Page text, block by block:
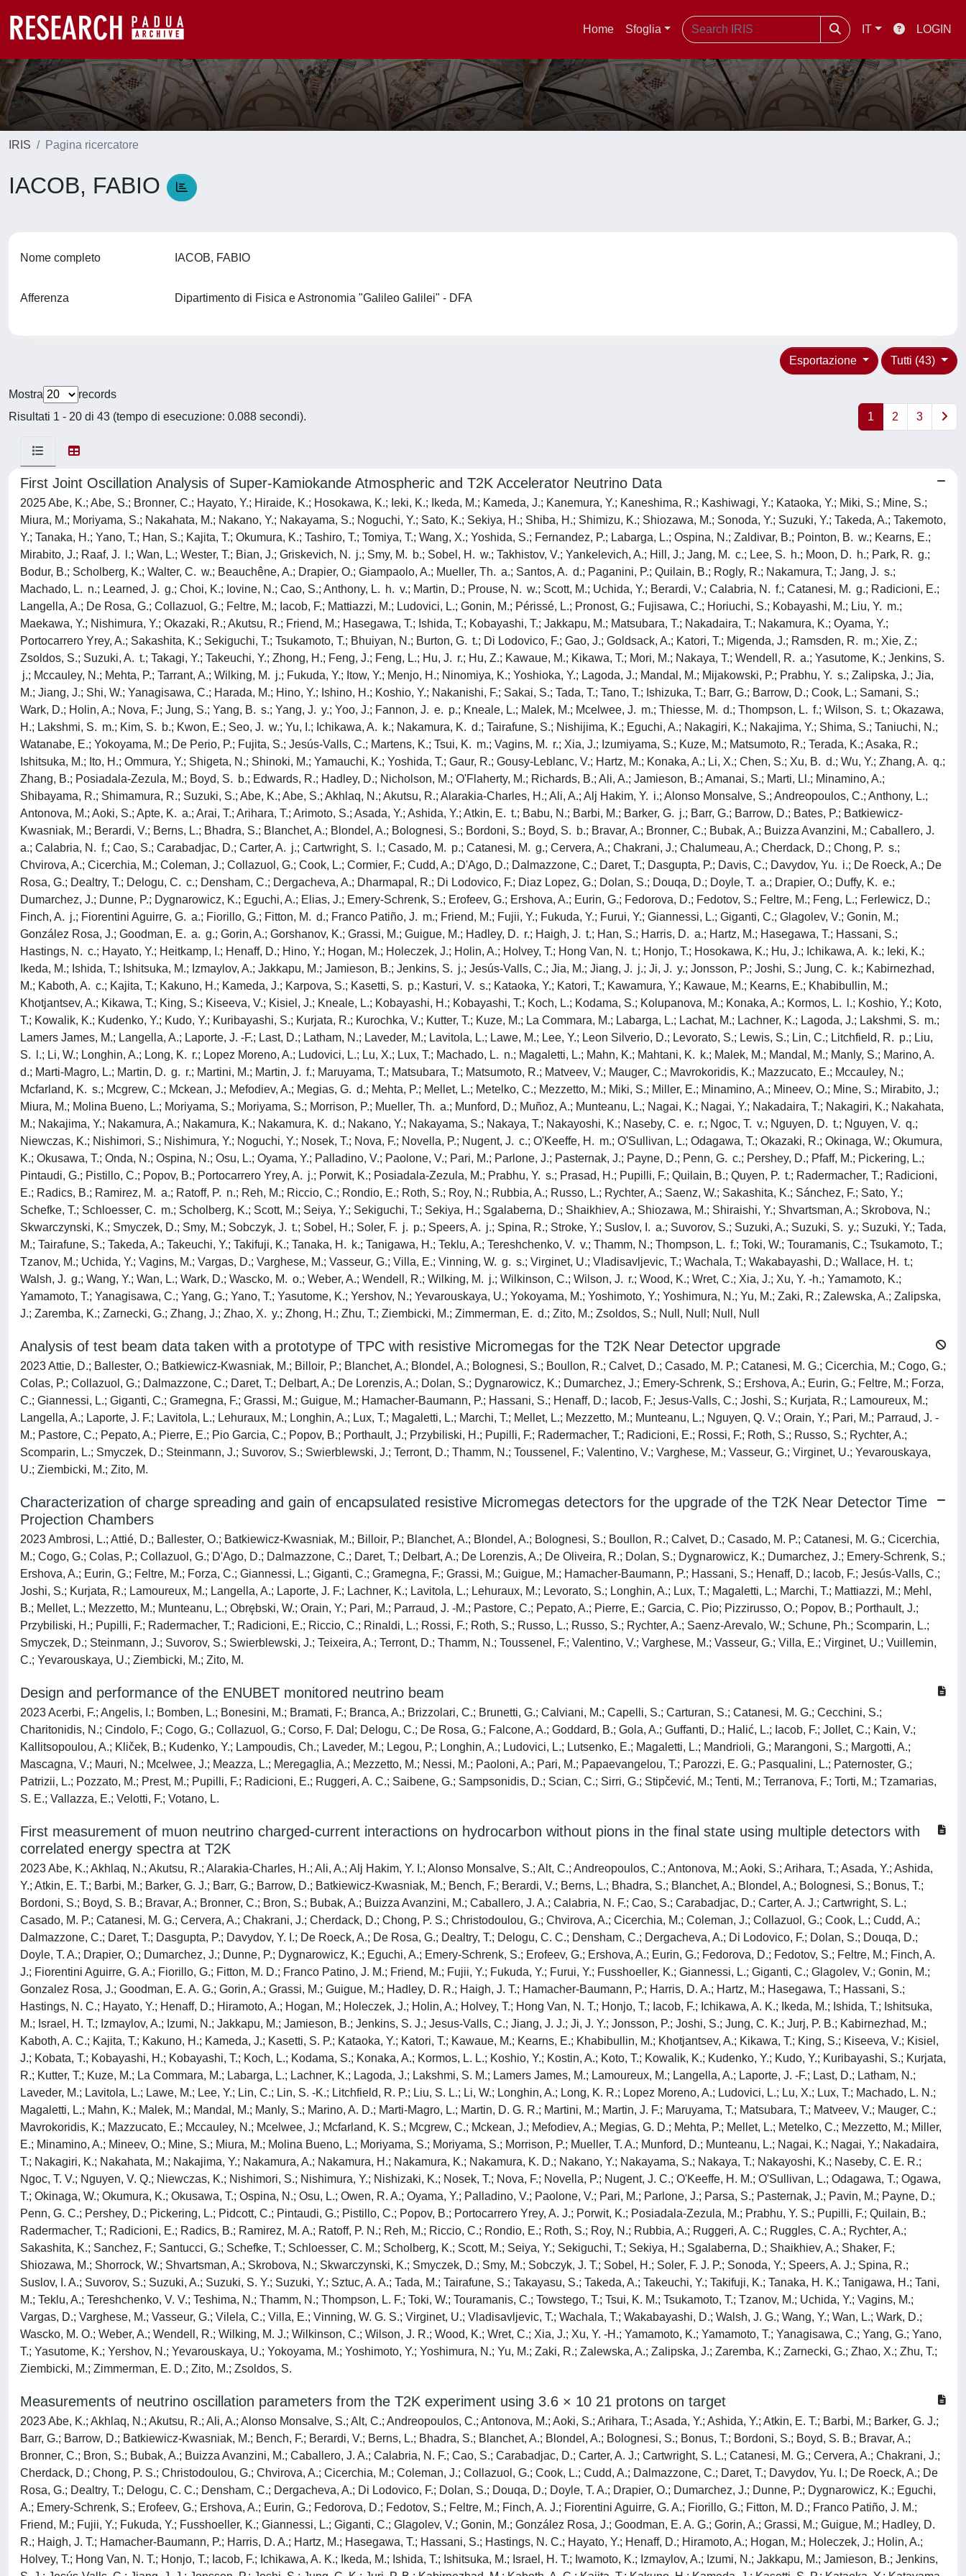
Home Sfoglia IT LOGIN
IRIS Pagina ricercatore
IACOB, FABIO
Nome completo IACOB, FABIO
Afferenza Dipartimento di Fisica e Astronomia "Galileo Galilei" - DFA
Tutti (43)
Esportazione
Mostra
records
Risultati 1 - 20 di 43 (tempo di esecuzione: 0.088 secondi).
1 2 3
First Joint Oscillation Analysis of Super-Kamiokande Atmospheric and T2K Accelerator Neutrino Data
2025 Abe, K.; Abe, S.; Bronner, C.; Hayato, Y.; Hiraide, K.; Hosokawa, K.; Ieki, K.; Ikeda, M.; Kameda, J.; Kanemura, Y.; Kaneshima, R.; Kashiwagi, Y.; Kataoka, Y.; Miki, S.; Mine, S.;
Miura, M.; Moriyama, S.; Nakahata, M.; Nakano, Y.; Nakayama, S.; Noguchi, Y.; Sato, K.; Sekiya, H.; Shiba, H.; Shimizu, K.; Shiozawa, M.; Sonoda, Y.; Suzuki, Y.; Takeda, A.; Takemoto,
Y.; Tanaka, H.; Yano, T.; Han, S.; Kajita, T.; Okumura, K.; Tashiro, T.; Tomiya, T.; Wang, X.; Yoshida, S.; Fernandez, P.; Labarga, L.; Ospina, N.; Zaldivar, B.; Pointon, B. w.; Kearns, E.;
Mirabito, J.; Raaf, J. l.; Wan, L.; Wester, T.; Bian, J.; Griskevich, N. j.; Smy, M. b.; Sobel, H. w.; Takhistov, V.; Yankelevich, A.; Hill, J.; Jang, M. c.; Lee, S. h.; Moon, D. h.; Park, R. g.;
Bodur, B.; Scholberg, K.; Walter, C. w.; Beauchêne, A.; Drapier, O.; Giampaolo, A.; Mueller, Th. a.; Santos, A. d.; Paganini, P.; Quilain, B.; Rogly, R.; Nakamura, T.; Jang, J. s.;
Machado, L. n.; Learned, J. g.; Choi, K.; Iovine, N.; Cao, S.; Anthony, L. h. v.; Martin, D.; Prouse, N. w.; Scott, M.; Uchida, Y.; Berardi, V.; Calabria, N. f.; Catanesi, M. g.; Radicioni, E.;
Langella, A.; De Rosa, G.; Collazuol, G.; Feltre, M.; Iacob, F.; Mattiazzi, M.; Ludovici, L.; Gonin, M.; Périssé, L.; Pronost, G.; Fujisawa, C.; Horiuchi, S.; Kobayashi, M.; Liu, Y. m.;
Maekawa, Y.; Nishimura, Y.; Okazaki, R.; Akutsu, R.; Friend, M.; Hasegawa, T.; Ishida, T.; Kobayashi, T.; Jakkapu, M.; Matsubara, T.; Nakadaira, T.; Nakamura, K.; Oyama, Y.;
Portocarrero Yrey, A.; Sakashita, K.; Sekiguchi, T.; Tsukamoto, T.; Bhuiyan, N.; Burton, G. t.; Di Lodovico, F.; Gao, J.; Goldsack, A.; Katori, T.; Migenda, J.; Ramsden, R. m.; Xie, Z.;
Zsoldos, S.; Suzuki, A. t.; Takagi, Y.; Takeuchi, Y.; Zhong, H.; Feng, J.; Feng, L.; Hu, J. r.; Hu, Z.; Kawaue, M.; Kikawa, T.; Mori, M.; Nakaya, T.; Wendell, R. a.; Yasutome, K.; Jenkins, S.
j.; Mccauley, N.; Mehta, P.; Tarrant, A.; Wilking, M. j.; Fukuda, Y.; Itow, Y.; Menjo, H.; Ninomiya, K.; Yoshioka, Y.; Lagoda, J.; Mandal, M.; Mijakowski, P.; Prabhu, Y. s.; Zalipska, J.; Jia,
M.; Jiang, J.; Shi, W.; Yanagisawa, C.; Harada, M.; Hino, Y.; Ishino, H.; Koshio, Y.; Nakanishi, F.; Sakai, S.; Tada, T.; Tano, T.; Ishizuka, T.; Barr, G.; Barrow, D.; Cook, L.; Samani, S.;
Wark, D.; Holin, A.; Nova, F.; Jung, S.; Yang, B. s.; Yang, J. y.; Yoo, J.; Fannon, J. e. p.; Kneale, L.; Malek, M.; Mcelwee, J. m.; Thiesse, M. d.; Thompson, L. f.; Wilson, S. t.; Okazawa,
H.; Lakshmi, S. m.; Kim, S. b.; Kwon, E.; Seo, J. w.; Yu, I.; Ichikawa, A. k.; Nakamura, K. d.; Tairafune, S.; Nishijima, K.; Eguchi, A.; Nakagiri, K.; Nakajima, Y.; Shima, S.; Taniuchi, N.;
Watanabe, E.; Yokoyama, M.; De Perio, P.; Fujita, S.; Jesús-Valls, C.; Martens, K.; Tsui, K. m.; Vagins, M. r.; Xia, J.; Izumiyama, S.; Kuze, M.; Matsumoto, R.; Terada, K.; Asaka, R.;
Ishitsuka, M.; Ito, H.; Ommura, Y.; Shigeta, N.; Shinoki, M.; Yamauchi, K.; Yoshida, T.; Gaur, R.; Gousy-Leblanc, V.; Hartz, M.; Konaka, A.; Li, X.; Chen, S.; Xu, B. d.; Wu, Y.; Zhang, A. q.;
Zhang, B.; Posiadala-Zezula, M.; Boyd, S. b.; Edwards, R.; Hadley, D.; Nicholson, M.; O'Flaherty, M.; Richards, B.; Ali, A.; Jamieson, B.; Amanai, S.; Marti, Ll.; Minamino, A.;
Shibayama, R.; Shimamura, R.; Suzuki, S.; Abe, K.; Abe, S.; Akhlaq, N.; Akutsu, R.; Alarakia-Charles, H.; Ali, A.; Alj Hakim, Y. i.; Alonso Monsalve, S.; Andreopoulos, C.; Anthony, L.;
Antonova, M.; Aoki, S.; Apte, K. a.; Arai, T.; Arihara, T.; Arimoto, S.; Asada, Y.; Ashida, Y.; Atkin, E. t.; Babu, N.; Barbi, M.; Barker, G. j.; Barr, G.; Barrow, D.; Bates, P.; Batkiewicz-
Kwasniak, M.; Berardi, V.; Berns, L.; Bhadra, S.; Blanchet, A.; Blondel, A.; Bolognesi, S.; Bordoni, S.; Boyd, S. b.; Bravar, A.; Bronner, C.; Bubak, A.; Buizza Avanzini, M.; Caballero, J.
a.; Calabria, N. f.; Cao, S.; Carabadjac, D.; Carter, A. j.; Cartwright, S. l.; Casado, M. p.; Catanesi, M. g.; Cervera, A.; Chakrani, J.; Chalumeau, A.; Cherdack, D.; Chong, P. s.;
Chvirova, A.; Cicerchia, M.; Coleman, J.; Collazuol, G.; Cook, L.; Cormier, F.; Cudd, A.; D'Ago, D.; Dalmazzone, C.; Daret, T.; Dasgupta, P.; Davis, C.; Davydov, Yu. i.; De Roeck, A.; De
Rosa, G.; Dealtry, T.; Delogu, C. c.; Densham, C.; Dergacheva, A.; Dharmapal, R.; Di Lodovico, F.; Diaz Lopez, G.; Dolan, S.; Douqa, D.; Doyle, T. a.; Drapier, O.; Duffy, K. e.;
Dumarchez, J.; Dunne, P.; Dygnarowicz, K.; Eguchi, A.; Elias, J.; Emery-Schrenk, S.; Erofeev, G.; Ershova, A.; Eurin, G.; Fedorova, D.; Fedotov, S.; Feltre, M.; Feng, L.; Ferlewicz, D.;
Finch, A. j.; Fiorentini Aguirre, G. a.; Fiorillo, G.; Fitton, M. d.; Franco Patiño, J. m.; Friend, M.; Fujii, Y.; Fukuda, Y.; Furui, Y.; Giannessi, L.; Giganti, C.; Glagolev, V.; Gonin, M.;
González Rosa, J.; Goodman, E. a. g.; Gorin, A.; Gorshanov, K.; Grassi, M.; Guigue, M.; Hadley, D. r.; Haigh, J. t.; Han, S.; Harris, D. a.; Hartz, M.; Hasegawa, T.; Hassani, S.;
Hastings, N. c.; Hayato, Y.; Heitkamp, I.; Henaff, D.; Hino, Y.; Hogan, M.; Holeczek, J.; Holin, A.; Holvey, T.; Hong Van, N. t.; Honjo, T.; Hosokawa, K.; Hu, J.; Ichikawa, A. k.; Ieki, K.;
Ikeda, M.; Ishida, T.; Ishitsuka, M.; Izmaylov, A.; Jakkapu, M.; Jamieson, B.; Jenkins, S. j.; Jesús-Valls, C.; Jia, M.; Jiang, J. j.; Ji, J. y.; Jonsson, P.; Joshi, S.; Jung, C. k.; Kabirnezhad,
M.; Kaboth, A. c.; Kajita, T.; Kakuno, H.; Kameda, J.; Karpova, S.; Kasetti, S. p.; Kasturi, V. s.; Kataoka, Y.; Katori, T.; Kawamura, Y.; Kawaue, M.; Kearns, E.; Khabibullin, M.;
Khotjantsev, A.; Kikawa, T.; King, S.; Kiseeva, V.; Kisiel, J.; Kneale, L.; Kobayashi, H.; Kobayashi, T.; Koch, L.; Kodama, S.; Kolupanova, M.; Konaka, A.; Kormos, L. l.; Koshio, Y.; Koto,
T.; Kowalik, K.; Kudenko, Y.; Kudo, Y.; Kuribayashi, S.; Kurjata, R.; Kurochka, V.; Kutter, T.; Kuze, M.; La Commara, M.; Labarga, L.; Lachat, M.; Lachner, K.; Lagoda, J.; Lakshmi, S. m.;
Lamers James, M.; Langella, A.; Laporte, J. -F.; Last, D.; Latham, N.; Laveder, M.; Lavitola, L.; Lawe, M.; Lee, Y.; Leon Silverio, D.; Levorato, S.; Lewis, S.; Lin, C.; Litchfield, R. p.; Liu,
S. l.; Li, W.; Longhin, A.; Long, K. r.; Lopez Moreno, A.; Ludovici, L.; Lu, X.; Lux, T.; Machado, L. n.; Magaletti, L.; Mahn, K.; Mahtani, K. k.; Malek, M.; Mandal, M.; Manly, S.; Marino, A.
d.; Marti-Magro, L.; Martin, D. g. r.; Martini, M.; Martin, J. f.; Maruyama, T.; Matsubara, T.; Matsumoto, R.; Matveev, V.; Mauger, C.; Mavrokoridis, K.; Mazzucato, E.; Mccauley, N.;
Mcfarland, K. s.; Mcgrew, C.; Mckean, J.; Mefodiev, A.; Megias, G. d.; Mehta, P.; Mellet, L.; Metelko, C.; Mezzetto, M.; Miki, S.; Miller, E.; Minamino, A.; Mineev, O.; Mine, S.; Mirabito, J.;
Miura, M.; Molina Bueno, L.; Moriyama, S.; Moriyama, S.; Morrison, P.; Mueller, Th. a.; Munford, D.; Muñoz, A.; Munteanu, L.; Nagai, K.; Nagai, Y.; Nakadaira, T.; Nakagiri, K.; Nakahata,
M.; Nakajima, Y.; Nakamura, A.; Nakamura, K.; Nakamura, K. d.; Nakano, Y.; Nakayama, S.; Nakaya, T.; Nakayoshi, K.; Naseby, C. e. r.; Ngoc, T. v.; Nguyen, D. t.; Nguyen, V. q.;
Niewczas, K.; Nishimori, S.; Nishimura, Y.; Noguchi, Y.; Nosek, T.; Nova, F.; Novella, P.; Nugent, J. c.; O'Keeffe, H. m.; O'Sullivan, L.; Odagawa, T.; Okazaki, R.; Okinaga, W.; Okumura,
K.; Okusawa, T.; Onda, N.; Ospina, N.; Osu, L.; Oyama, Y.; Palladino, V.; Paolone, V.; Pari, M.; Parlone, J.; Pasternak, J.; Payne, D.; Penn, G. c.; Pershey, D.; Pfaff, M.; Pickering, L.;
Pintaudi, G.; Pistillo, C.; Popov, B.; Portocarrero Yrey, A. j.; Porwit, K.; Posiadala-Zezula, M.; Prabhu, Y. s.; Prasad, H.; Pupilli, F.; Quilain, B.; Quyen, P. t.; Radermacher, T.; Radicioni,
E.; Radics, B.; Ramirez, M. a.; Ratoff, P. n.; Reh, M.; Riccio, C.; Rondio, E.; Roth, S.; Roy, N.; Rubbia, A.; Russo, L.; Rychter, A.; Saenz, W.; Sakashita, K.; Sánchez, F.; Sato, Y.;
Schefke, T.; Schloesser, C. m.; Scholberg, K.; Scott, M.; Seiya, Y.; Sekiguchi, T.; Sekiya, H.; Sgalaberna, D.; Shaikhiev, A.; Shiozawa, M.; Shiraishi, Y.; Shvartsman, A.; Skrobova, N.;
Skwarczynski, K.; Smyczek, D.; Smy, M.; Sobczyk, J. t.; Sobel, H.; Soler, F. j. p.; Speers, A. j.; Spina, R.; Stroke, Y.; Suslov, I. a.; Suvorov, S.; Suzuki, A.; Suzuki, S. y.; Suzuki, Y.; Tada,
M.; Tairafune, S.; Takeda, A.; Takeuchi, Y.; Takifuji, K.; Tanaka, H. k.; Tanigawa, H.; Teklu, A.; Tereshchenko, V. v.; Thamm, N.; Thompson, L. f.; Toki, W.; Touramanis, C.; Tsukamoto, T.;
Tzanov, M.; Uchida, Y.; Vagins, M.; Vargas, D.; Varghese, M.; Vasseur, G.; Villa, E.; Vinning, W. g. s.; Virginet, U.; Vladisavljevic, T.; Wachala, T.; Wakabayashi, D.; Wallace, H. t.;
Walsh, J. g.; Wang, Y.; Wan, L.; Wark, D.; Wascko, M. o.; Weber, A.; Wendell, R.; Wilking, M. j.; Wilkinson, C.; Wilson, J. r.; Wood, K.; Wret, C.; Xia, J.; Xu, Y. -h.; Yamamoto, K.;
Yamamoto, T.; Yanagisawa, C.; Yang, G.; Yano, T.; Yasutome, K.; Yershov, N.; Yevarouskaya, U.; Yokoyama, M.; Yoshimoto, Y.; Yoshimura, N.; Yu, M.; Zaki, R.; Zalewska, A.; Zalipska,
J.; Zaremba, K.; Zarnecki, G.; Zhang, J.; Zhao, X. y.; Zhong, H.; Zhu, T.; Ziembicki, M.; Zimmerman, E. d.; Zito, M.; Zsoldos, S.; Null, Null; Null, Null
Analysis of test beam data taken with a prototype of TPC with resistive Micromegas for the T2K Near Detector upgrade
2023 Attie, D.; Ballester, O.; Batkiewicz-Kwasniak, M.; Billoir, P.; Blanchet, A.; Blondel, A.; Bolognesi, S.; Boullon, R.; Calvet, D.; Casado, M. P.; Catanesi, M. G.; Cicerchia, M.; Cogo, G.;
Colas, P.; Collazuol, G.; Dalmazzone, C.; Daret, T.; Delbart, A.; De Lorenzis, A.; Dolan, S.; Dygnarowicz, K.; Dumarchez, J.; Emery-Schrenk, S.; Ershova, A.; Eurin, G.; Feltre, M.; Forza,
C.; Giannessi, L.; Giganti, C.; Gramegna, F.; Grassi, M.; Guigue, M.; Hamacher-Baumann, P.; Hassani, S.; Henaff, D.; Iacob, F.; Jesus-Valls, C.; Joshi, S.; Kurjata, R.; Lamoureux, M.;
Langella, A.; Laporte, J. F.; Lavitola, L.; Lehuraux, M.; Longhin, A.; Lux, T.; Magaletti, L.; Marchi, T.; Mellet, L.; Mezzetto, M.; Munteanu, L.; Nguyen, Q. V.; Orain, Y.; Pari, M.; Parraud, J. -
M.; Pastore, C.; Pepato, A.; Pierre, E.; Pio Garcia, C.; Popov, B.; Porthault, J.; Przybiliski, H.; Pupilli, F.; Radermacher, T.; Radicioni, E.; Rossi, F.; Roth, S.; Russo, S.; Rychter, A.;
Scomparin, L.; Smyczek, D.; Steinmann, J.; Suvorov, S.; Swierblewski, J.; Terront, D.; Thamm, N.; Toussenel, F.; Valentino, V.; Varghese, M.; Vasseur, G.; Virginet, U.; Yevarouskaya,
U.; Ziembicki, M.; Zito, M.
Characterization of charge spreading and gain of encapsulated resistive Micromegas detectors for the upgrade of the T2K Near Detector Time
Projection Chambers
2023 Ambrosi, L.; Attié, D.; Ballester, O.; Batkiewicz-Kwasniak, M.; Billoir, P.; Blanchet, A.; Blondel, A.; Bolognesi, S.; Boullon, R.; Calvet, D.; Casado, M. P.; Catanesi, M. G.; Cicerchia,
M.; Cogo, G.; Colas, P.; Collazuol, G.; D'Ago, D.; Dalmazzone, C.; Daret, T.; Delbart, A.; De Lorenzis, A.; De Oliveira, R.; Dolan, S.; Dygnarowicz, K.; Dumarchez, J.; Emery-Schrenk, S.;
Ershova, A.; Eurin, G.; Feltre, M.; Forza, C.; Giannessi, L.; Giganti, C.; Gramegna, F.; Grassi, M.; Guigue, M.; Hamacher-Baumann, P.; Hassani, S.; Henaff, D.; Iacob, F.; Jesús-Valls, C.;
Joshi, S.; Kurjata, R.; Lamoureux, M.; Langella, A.; Laporte, J. F.; Lachner, K.; Lavitola, L.; Lehuraux, M.; Levorato, S.; Longhin, A.; Lux, T.; Magaletti, L.; Marchi, T.; Mattiazzi, M.; Mehl,
B.; Mellet, L.; Mezzetto, M.; Munteanu, L.; Obrȩbski, W.; Orain, Y.; Pari, M.; Parraud, J. -M.; Pastore, C.; Pepato, A.; Pierre, E.; Garcia, C. Pio; Pizzirusso, O.; Popov, B.; Porthault, J.;
Przybiliski, H.; Pupilli, F.; Radermacher, T.; Radicioni, E.; Riccio, C.; Rinaldi, L.; Rossi, F.; Roth, S.; Russo, L.; Russo, S.; Rychter, A.; Saenz-Arevalo, W.; Schune, Ph.; Scomparin, L.;
Smyczek, D.; Steinmann, J.; Suvorov, S.; Swierblewski, J.; Teixeira, A.; Terront, D.; Thamm, N.; Toussenel, F.; Valentino, V.; Varghese, M.; Vasseur, G.; Villa, E.; Virginet, U.; Vuillemin,
C.; Yevarouskaya, U.; Ziembicki, M.; Zito, M.
Design and performance of the ENUBET monitored neutrino beam
2023 Acerbi, F.; Angelis, I.; Bomben, L.; Bonesini, M.; Bramati, F.; Branca, A.; Brizzolari, C.; Brunetti, G.; Calviani, M.; Capelli, S.; Carturan, S.; Catanesi, M. G.; Cecchini, S.;
Charitonidis, N.; Cindolo, F.; Cogo, G.; Collazuol, G.; Corso, F. Dal; Delogu, C.; De Rosa, G.; Falcone, A.; Goddard, B.; Gola, A.; Guffanti, D.; Halić, L.; Iacob, F.; Jollet, C.; Kain, V.;
Kallitsopoulou, A.; Kliček, B.; Kudenko, Y.; Lampoudis, Ch.; Laveder, M.; Legou, P.; Longhin, A.; Ludovici, L.; Lutsenko, E.; Magaletti, L.; Mandrioli, G.; Marangoni, S.; Margotti, A.;
Mascagna, V.; Mauri, N.; Mcelwee, J.; Meazza, L.; Meregaglia, A.; Mezzetto, M.; Nessi, M.; Paoloni, A.; Pari, M.; Papaevangelou, T.; Parozzi, E. G.; Pasqualini, L.; Paternoster, G.;
Patrizii, L.; Pozzato, M.; Prest, M.; Pupilli, F.; Radicioni, E.; Ruggeri, A. C.; Saibene, G.; Sampsonidis, D.; Scian, C.; Sirri, G.; Stipčević, M.; Tenti, M.; Terranova, F.; Torti, M.; Tzamarias,
S. E.; Vallazza, E.; Velotti, F.; Votano, L.
First measurement of muon neutrino charged-current interactions on hydrocarbon without pions in the final state using multiple detectors with
correlated energy spectra at T2K
2023 Abe, K.; Akhlaq, N.; Akutsu, R.; Alarakia-Charles, H.; Ali, A.; Alj Hakim, Y. I.; Alonso Monsalve, S.; Alt, C.; Andreopoulos, C.; Antonova, M.; Aoki, S.; Arihara, T.; Asada, Y.; Ashida,
Y.; Atkin, E. T.; Barbi, M.; Barker, G. J.; Barr, G.; Barrow, D.; Batkiewicz-Kwasniak, M.; Bench, F.; Berardi, V.; Berns, L.; Bhadra, S.; Blanchet, A.; Blondel, A.; Bolognesi, S.; Bonus, T.;
Bordoni, S.; Boyd, S. B.; Bravar, A.; Bronner, C.; Bron, S.; Bubak, A.; Buizza Avanzini, M.; Caballero, J. A.; Calabria, N. F.; Cao, S.; Carabadjac, D.; Carter, A. J.; Cartwright, S. L.;
Casado, M. P.; Catanesi, M. G.; Cervera, A.; Chakrani, J.; Cherdack, D.; Chong, P. S.; Christodoulou, G.; Chvirova, A.; Cicerchia, M.; Coleman, J.; Collazuol, G.; Cook, L.; Cudd, A.;
Dalmazzone, C.; Daret, T.; Dasgupta, P.; Davydov, Y. I.; De Roeck, A.; De Rosa, G.; Dealtry, T.; Delogu, C. C.; Densham, C.; Dergacheva, A.; Di Lodovico, F.; Dolan, S.; Douqa, D.;
Doyle, T. A.; Drapier, O.; Dumarchez, J.; Dunne, P.; Dygnarowicz, K.; Eguchi, A.; Emery-Schrenk, S.; Erofeev, G.; Ershova, A.; Eurin, G.; Fedorova, D.; Fedotov, S.; Feltre, M.; Finch, A.
J.; Fiorentini Aguirre, G. A.; Fiorillo, G.; Fitton, M. D.; Franco Patino, J. M.; Friend, M.; Fujii, Y.; Fukuda, Y.; Furui, Y.; Fusshoeller, K.; Giannessi, L.; Giganti, C.; Glagolev, V.; Gonin, M.;
Gonzalez Rosa, J.; Goodman, E. A. G.; Gorin, A.; Grassi, M.; Guigue, M.; Hadley, D. R.; Haigh, J. T.; Hamacher-Baumann, P.; Harris, D. A.; Hartz, M.; Hasegawa, T.; Hassani, S.;
Hastings, N. C.; Hayato, Y.; Henaff, D.; Hiramoto, A.; Hogan, M.; Holeczek, J.; Holin, A.; Holvey, T.; Hong Van, N. T.; Honjo, T.; Iacob, F.; Ichikawa, A. K.; Ikeda, M.; Ishida, T.; Ishitsuka,
M.; Israel, H. T.; Izmaylov, A.; Izumi, N.; Jakkapu, M.; Jamieson, B.; Jenkins, S. J.; Jesus-Valls, C.; Jiang, J. J.; Ji, J. Y.; Jonsson, P.; Joshi, S.; Jung, C. K.; Jurj, P. B.; Kabirnezhad, M.;
Kaboth, A. C.; Kajita, T.; Kakuno, H.; Kameda, J.; Kasetti, S. P.; Kataoka, Y.; Katori, T.; Kawaue, M.; Kearns, E.; Khabibullin, M.; Khotjantsev, A.; Kikawa, T.; King, S.; Kiseeva, V.; Kisiel,
J.; Kobata, T.; Kobayashi, H.; Kobayashi, T.; Koch, L.; Kodama, S.; Konaka, A.; Kormos, L. L.; Koshio, Y.; Kostin, A.; Koto, T.; Kowalik, K.; Kudenko, Y.; Kudo, Y.; Kuribayashi, S.; Kurjata,
R.; Kutter, T.; Kuze, M.; La Commara, M.; Labarga, L.; Lachner, K.; Lagoda, J.; Lakshmi, S. M.; Lamers James, M.; Lamoureux, M.; Langella, A.; Laporte, J. -F.; Last, D.; Latham, N.;
Laveder, M.; Lavitola, L.; Lawe, M.; Lee, Y.; Lin, C.; Lin, S. -K.; Litchfield, R. P.; Liu, S. L.; Li, W.; Longhin, A.; Long, K. R.; Lopez Moreno, A.; Ludovici, L.; Lu, X.; Lux, T.; Machado, L. N.;
Magaletti, L.; Mahn, K.; Malek, M.; Mandal, M.; Manly, S.; Marino, A. D.; Marti-Magro, L.; Martin, D. G. R.; Martini, M.; Martin, J. F.; Maruyama, T.; Matsubara, T.; Matveev, V.; Mauger, C.;
Mavrokoridis, K.; Mazzucato, E.; Mccauley, N.; Mcelwee, J.; Mcfarland, K. S.; Mcgrew, C.; Mckean, J.; Mefodiev, A.; Megias, G. D.; Mehta, P.; Mellet, L.; Metelko, C.; Mezzetto, M.; Miller,
E.; Minamino, A.; Mineev, O.; Mine, S.; Miura, M.; Molina Bueno, L.; Moriyama, S.; Moriyama, S.; Morrison, P.; Mueller, T. A.; Munford, D.; Munteanu, L.; Nagai, K.; Nagai, Y.; Nakadaira,
T.; Nakagiri, K.; Nakahata, M.; Nakajima, Y.; Nakamura, A.; Nakamura, H.; Nakamura, K.; Nakamura, K. D.; Nakano, Y.; Nakayama, S.; Nakaya, T.; Nakayoshi, K.; Naseby, C. E. R.;
Ngoc, T. V.; Nguyen, V. Q.; Niewczas, K.; Nishimori, S.; Nishimura, Y.; Nishizaki, K.; Nosek, T.; Nova, F.; Novella, P.; Nugent, J. C.; O'Keeffe, H. M.; O'Sullivan, L.; Odagawa, T.; Ogawa,
T.; Okinaga, W.; Okumura, K.; Okusawa, T.; Ospina, N.; Osu, L.; Owen, R. A.; Oyama, Y.; Palladino, V.; Paolone, V.; Pari, M.; Parlone, J.; Parsa, S.; Pasternak, J.; Pavin, M.; Payne, D.;
Penn, G. C.; Pershey, D.; Pickering, L.; Pidcott, C.; Pintaudi, G.; Pistillo, C.; Popov, B.; Portocarrero Yrey, A. J.; Porwit, K.; Posiadala-Zezula, M.; Prabhu, Y. S.; Pupilli, F.; Quilain, B.;
Radermacher, T.; Radicioni, E.; Radics, B.; Ramirez, M. A.; Ratoff, P. N.; Reh, M.; Riccio, C.; Rondio, E.; Roth, S.; Roy, N.; Rubbia, A.; Ruggeri, A. C.; Ruggles, C. A.; Rychter, A.;
Sakashita, K.; Sanchez, F.; Santucci, G.; Schefke, T.; Schloesser, C. M.; Scholberg, K.; Scott, M.; Seiya, Y.; Sekiguchi, T.; Sekiya, H.; Sgalaberna, D.; Shaikhiev, A.; Shaker, F.;
Shiozawa, M.; Shorrock, W.; Shvartsman, A.; Skrobova, N.; Skwarczynski, K.; Smyczek, D.; Smy, M.; Sobczyk, J. T.; Sobel, H.; Soler, F. J. P.; Sonoda, Y.; Speers, A. J.; Spina, R.;
Suslov, I. A.; Suvorov, S.; Suzuki, A.; Suzuki, S. Y.; Suzuki, Y.; Sztuc, A. A.; Tada, M.; Tairafune, S.; Takayasu, S.; Takeda, A.; Takeuchi, Y.; Takifuji, K.; Tanaka, H. K.; Tanigawa, H.; Tani,
M.; Teklu, A.; Tereshchenko, V. V.; Teshima, N.; Thamm, N.; Thompson, L. F.; Toki, W.; Touramanis, C.; Towstego, T.; Tsui, K. M.; Tsukamoto, T.; Tzanov, M.; Uchida, Y.; Vagins, M.;
Vargas, D.; Varghese, M.; Vasseur, G.; Vilela, C.; Villa, E.; Vinning, W. G. S.; Virginet, U.; Vladisavljevic, T.; Wachala, T.; Wakabayashi, D.; Walsh, J. G.; Wang, Y.; Wan, L.; Wark, D.;
Wascko, M. O.; Weber, A.; Wendell, R.; Wilking, M. J.; Wilkinson, C.; Wilson, J. R.; Wood, K.; Wret, C.; Xia, J.; Xu, Y. -H.; Yamamoto, K.; Yamamoto, T.; Yanagisawa, C.; Yang, G.; Yano,
T.; Yasutome, K.; Yershov, N.; Yevarouskaya, U.; Yokoyama, M.; Yoshimoto, Y.; Yoshimura, N.; Yu, M.; Zaki, R.; Zalewska, A.; Zalipska, J.; Zaremba, K.; Zarnecki, G.; Zhao, X.; Zhu, T.;
Ziembicki, M.; Zimmerman, E. D.; Zito, M.; Zsoldos, S.
Measurements of neutrino oscillation parameters from the T2K experiment using 3.6 × 10 21 protons on target
2023 Abe, K.; Akhlaq, N.; Akutsu, R.; Ali, A.; Alonso Monsalve, S.; Alt, C.; Andreopoulos, C.; Antonova, M.; Aoki, S.; Arihara, T.; Asada, Y.; Ashida, Y.; Atkin, E. T.; Barbi, M.; Barker, G. J.;
Barr, G.; Barrow, D.; Batkiewicz-Kwasniak, M.; Bench, F.; Berardi, V.; Berns, L.; Bhadra, S.; Blanchet, A.; Blondel, A.; Bolognesi, S.; Bonus, T.; Bordoni, S.; Boyd, S. B.; Bravar, A.;
Bronner, C.; Bron, S.; Bubak, A.; Buizza Avanzini, M.; Caballero, J. A.; Calabria, N. F.; Cao, S.; Carabadjac, D.; Carter, A. J.; Cartwright, S. L.; Catanesi, M. G.; Cervera, A.; Chakrani, J.;
Cherdack, D.; Chong, P. S.; Christodoulou, G.; Chvirova, A.; Cicerchia, M.; Coleman, J.; Collazuol, G.; Cook, L.; Cudd, A.; Dalmazzone, C.; Daret, T.; Davydov, Yu. I.; De Roeck, A.; De
Rosa, G.; Dealtry, T.; Delogu, C. C.; Densham, C.; Dergacheva, A.; Di Lodovico, F.; Dolan, S.; Douqa, D.; Doyle, T. A.; Drapier, O.; Dumarchez, J.; Dunne, P.; Dygnarowicz, K.; Eguchi,
A.; Emery-Schrenk, S.; Erofeev, G.; Ershova, A.; Eurin, G.; Fedorova, D.; Fedotov, S.; Feltre, M.; Finch, A. J.; Fiorentini Aguirre, G. A.; Fiorillo, G.; Fitton, M. D.; Franco Patiño, J. M.;
Friend, M.; Fujii, Y.; Fukuda, Y.; Fusshoeller, K.; Giannessi, L.; Giganti, C.; Glagolev, V.; Gonin, M.; González Rosa, J.; Goodman, E. A. G.; Gorin, A.; Grassi, M.; Guigue, M.; Hadley, D.
R.; Haigh, J. T.; Hamacher-Baumann, P.; Harris, D. A.; Hartz, M.; Hasegawa, T.; Hassani, S.; Hastings, N. C.; Hayato, Y.; Henaff, D.; Hiramoto, A.; Hogan, M.; Holeczek, J.; Holin, A.;
Holvey, T.; Hong Van, N. T.; Honjo, T.; Iacob, F.; Ichikawa, A. K.; Ikeda, M.; Ishida, T.; Ishitsuka, M.; Israel, H. T.; Iwamoto, K.; Izmaylov, A.; Izumi, N.; Jakkapu, M.; Jamieson, B.; Jenkins,